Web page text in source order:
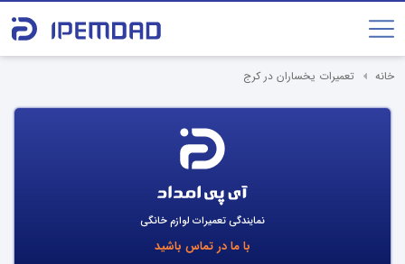
خانه تعمیرات یخساران در کرج
نمایندگی تعمیرات لوازم خانگی
با ما در تماس باشید